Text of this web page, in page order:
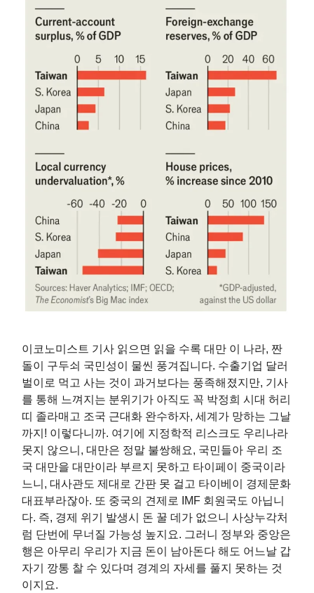
이코노미스트 기사 읽으면 읽을 수록 대만 이 나라, 짠
돌이 구두쇠 국민성이 물씬 풍겨집니다. 수출기업 달러
벌이로 먹고 사는 것이 과거보다는 풍족해졌지만, 기사
를 통해 느껴지는 분위기가 아직도 꼭 박정희 시대 허리
띠 졸라매고 조국 근대화 완수하자, 세계가 망하는 그날
까지! 이렇다니까. 여기에 지정학적 리스크도 우리나라
못지 않으니, 대만은 정말 불쌍해요, 국민들아 우리 조
국 대만을 대만이라 부르지 못하고 타이페이 중국이라
느니, 대사관도 제대로 간판 못 걸고 타이베이 경제문화
대표부라잖아. 또 중국의 견제로 IMF 회원국도 아닙니
다. 즉, 경제 위기 발생시 돈 꿀 데가 없으니 사상누각처
럼 단번에 무너질 가능성 높지요. 그러니 정부와 중앙은
행은 아무리 우리가 지금 돈이 남아돈다 해도 어느날 갑
자기 깡통 찰 수 있다며 경계의 자세를 풀지 못하는 것
이지요.